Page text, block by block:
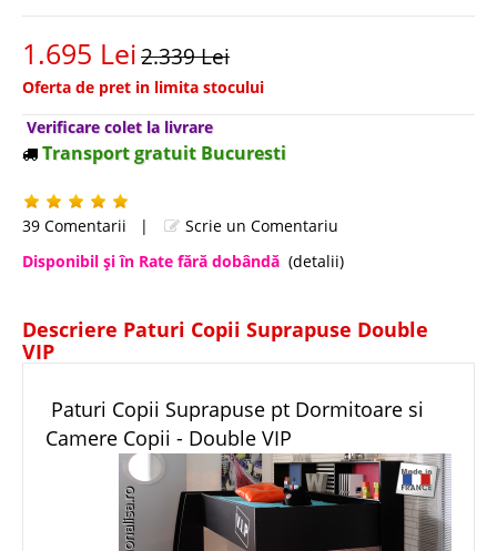
1.695 Lei2.339 Lei
Oferta de pret in limita stocului
Verificare colet la livrare
Transport gratuit Bucuresti
39 Comentarii |
Scrie un Comentariu
Disponibil şi în Rate fără dobândă (detalii)
Descriere Paturi Copii Suprapuse Double
VIP
Paturi Copii Suprapuse pt Dormitoare si
Camere Copii - Double VIP